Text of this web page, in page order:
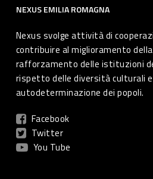
NEXUS EMILIA ROMAGNA
Nexus svolge attività di
contribuire al miglioramento
rafforzamento delle istituzioni
rispetto delle diversità culturali e
autodeterminazione dei popoli.
Facebook
Twitter
You Tube